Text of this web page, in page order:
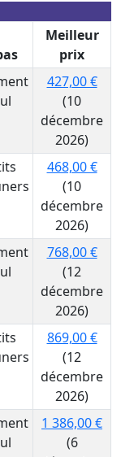
Meilleur
prix
427,00 €
(10
décembre
2026)
468,00 €
(10
décembre
2026)
768,00 €
(12
décembre
2026)
869,00 €
(12
décembre
2026)
1 386,00 €
(6